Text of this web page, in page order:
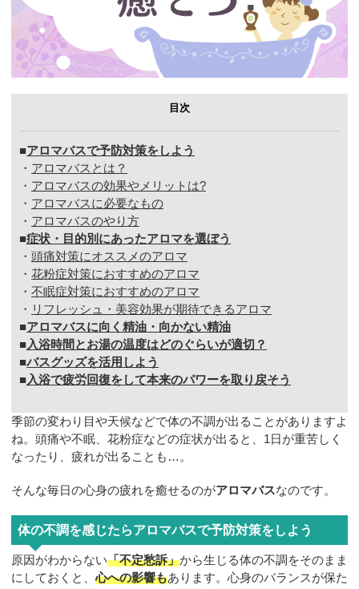
目次
■アロマバスで予防対策をしよう
・ アロマバスとは？
・ アロマバスの効果やメリットは?
・ アロマバスに必要なもの
・ アロマバスのやり方
■症状・目的別にあったアロマを選ぼう
・ 頭痛対策にオススメのアロマ
・ 花粉症対策におすすめのアロマ
・ 不眠症対策におすすめのアロマ
・ リフレッシュ・美容効果が期待できるアロマ
■アロマバスに向く精油・向かない精油
■入浴時間とお湯の温度はどのぐらいが適切？
■バスグッズを活用しよう
■入浴で疲労回復をして本来のパワーを取り戻そう
季節の変わり目や天候などで体の不調が出ることがありますよ
ね。頭痛や不眠、花粉症などの症状が出ると、1日が重苦しく
なったり、疲れが出ることも…。
そんな毎日の心身の疲れを癒せるのがアロマバスなのです。
体の不調を感じたらアロマバスで予防対策をしよう
原因がわからない「不定愁訴」から生じる体の不調をそのまま
にしておくと、心への影響もあります。心身のバランスが保た